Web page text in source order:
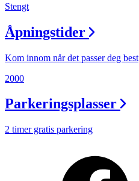
Stengt
Åpningstider
Kom innom når det passer deg best
2000
Parkeringsplasser
2 timer gratis parkering